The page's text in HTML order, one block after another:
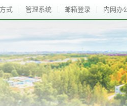
式 管理系统 邮箱登录 内网办